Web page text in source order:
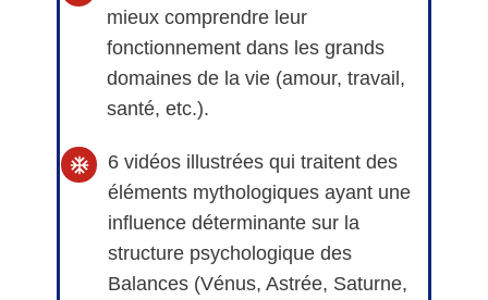
mieux comprendre leur
fonctionnement dans les grands
domaines de la vie (amour, travail,
santé, etc.).
6 vidéos illustrées qui traitent des
éléments mythologiques ayant une
influence déterminante sur la
structure psychologique des
Balances (Vénus, Astrée, Saturne,